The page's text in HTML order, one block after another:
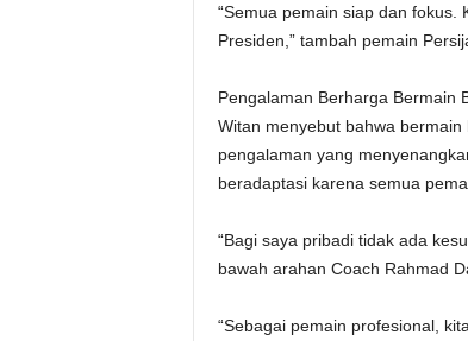
“Semua pemain siap dan
Presiden,” tambah pemain
Pengalaman Berharga Bermain
Witan menyebut bahwa
pengalaman yang
beradaptasi karena semua
“Bagi saya pribadi tidak ada
bawah arahan Coach Rahmad
“Sebagai pemain profesional,